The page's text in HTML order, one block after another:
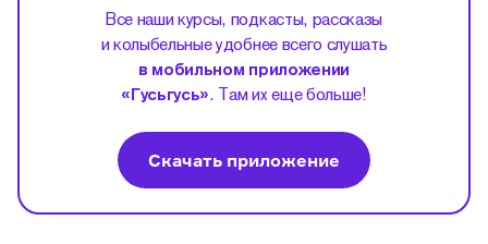
Все наши курсы, подкасты, рассказы
и колыбельные удобнее всего слушать
в мобильном приложении
«Гусьгусь». Там их еще больше!
Скачать приложение